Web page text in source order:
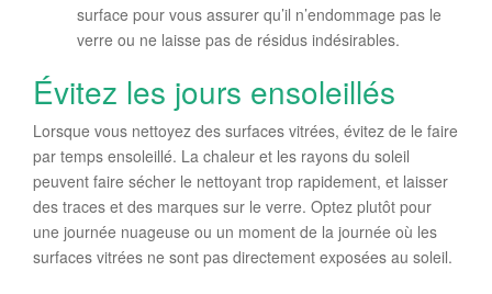
surface pour vous assurer qu’il n’endommage pas le
verre ou ne laisse pas de résidus indésirables.
Évitez les jours ensoleillés
Lorsque vous nettoyez des surfaces vitrées, évitez de le faire
par temps ensoleillé. La chaleur et les rayons du soleil
peuvent faire sécher le nettoyant trop rapidement, et laisser
des traces et des marques sur le verre. Optez plutôt pour
une journée nuageuse ou un moment de la journée où les
surfaces vitrées ne sont pas directement exposées au soleil.